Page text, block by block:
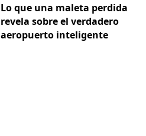
Lo que una maleta perdida
revela sobre el verdadero
aeropuerto inteligente